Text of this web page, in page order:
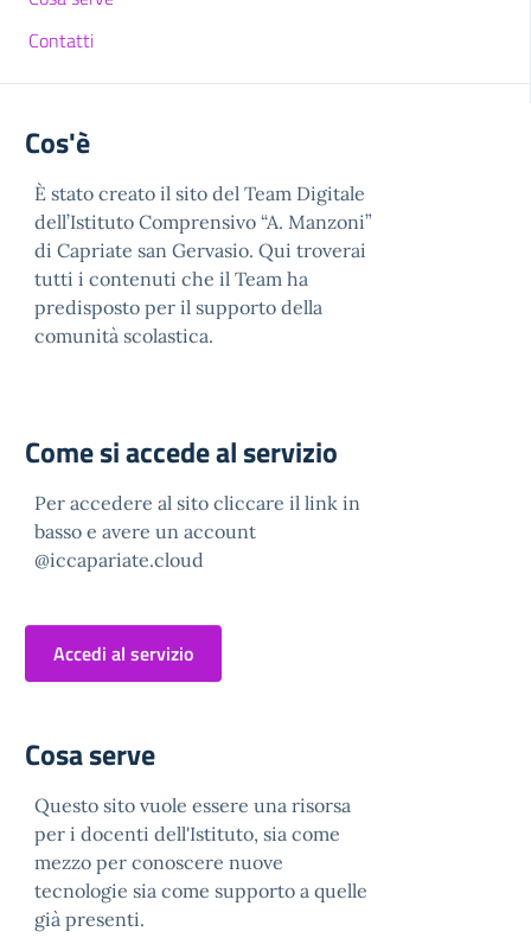
Contatti
Cos'è
È stato creato il sito del Team Digitale
dell’Istituto Comprensivo “A. Manzoni”
di Capriate san Gervasio. Qui troverai
tutti i contenuti che il Team ha
predisposto per il supporto della
comunità scolastica.
Come si accede al servizio
Per accedere al sito cliccare il link in
basso e avere un account
@iccapariate.cloud
Accedi al servizio
Cosa serve
Questo sito vuole essere una risorsa
per i docenti dell'Istituto, sia come
mezzo per conoscere nuove
tecnologie sia come supporto a quelle
già presenti.